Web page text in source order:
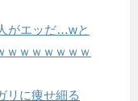
がエッだ…wと
ｗｗｗｗｗｗｗ
リに痩せ細る